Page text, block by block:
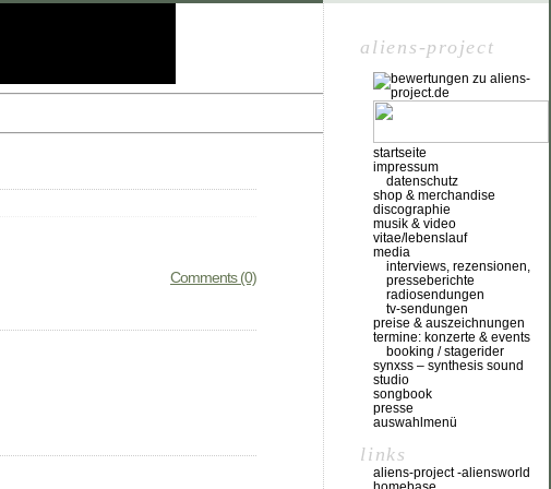
Comments (0)
aliens-project
startseite
impressum
datenschutz
shop & merchandise
discographie
musik & video
vitae/lebenslauf
media
interviews, rezensionen,
presseberichte
radiosendungen
tv-sendungen
preise & auszeichnungen
termine: konzerte & events
booking / stagerider
synxss – synthesis sound
studio
songbook
presse
auswahlmenü
links
aliens-project -aliensworld